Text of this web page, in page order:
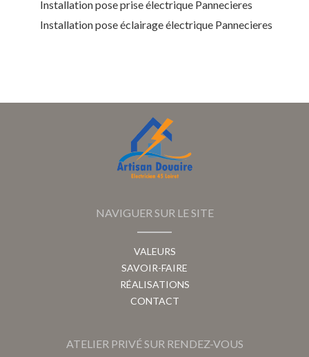
Installation pose prise électrique Pannecieres
Installation pose éclairage électrique Pannecieres
NAVIGUER SUR LE SITE
VALEURS
SAVOIR-FAIRE
RÉALISATIONS
CONTACT
ATELIER PRIVÉ SUR RENDEZ-VOUS